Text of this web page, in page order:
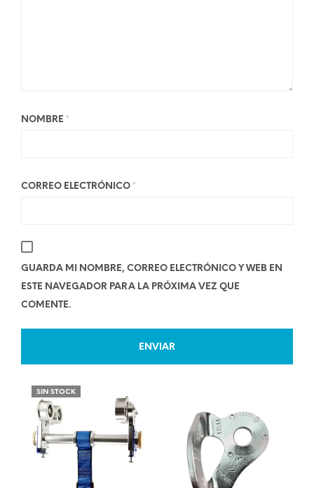
NOMBRE *
CORREO ELECTRÓNICO *
GUARDA MI NOMBRE, CORREO ELECTRÓNICO Y WEB EN
ESTE NAVEGADOR PARA LA PRÓXIMA VEZ QUE
COMENTE.
SIN STOCK